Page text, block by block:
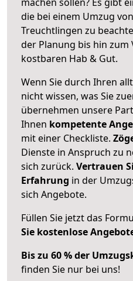
die bei einem Umzug
Treuchtlingen zu
der Planung bis hin zum
kostbaren Hab & Gut.
Wenn Sie durch Ihren
nicht wissen, was Sie
übernehmen unsere
Ihnen kompetente
mit einer Checkliste.
Dienste in Anspruch zu
sich zurück. Vertrauen
Erfahrung in der
sich Angebote.
Füllen Sie jetzt das
Sie kostenlose
Bis zu 60 % der
finden Sie nur bei uns!